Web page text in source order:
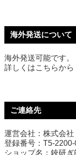
海外発送について
海外発送可能です。
詳しくはこちらから
ご連絡先
運営会社：株式会
登録番号：T5-
ショップ名：鋏研